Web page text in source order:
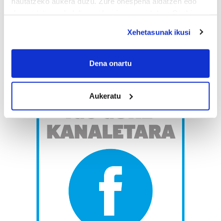
If you allow, we would also like to:
Collect information about your geographical
meters
Identify your device by actively scanning it for
specific characteristics (fingerprinting)
Find out more about how your personal data is processed
and set your preferences in thedetails section.
Guk eta gure bazkideek zure datu pertsonalak
prozesatzen ditugu, zure IP zenbakia, besteak beste,
teknologia erabiliz, cookieak adibidez, iragarki eta eduki
pertsonalizatuak eskaintzeko, iragarkiak eta edukia
neurtzeko, jendeari buruzko informazioa biltzeko eta
produktuak garatzeko. Zure datuak nork eta zertarako
Xehetasunak ikusi
Dena onartu
Aukeratu